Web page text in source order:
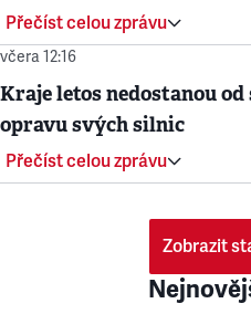
Přečíst celou zprávu
včera 12:16
Kraje letos nedostanou
opravu svých silnic
Přečíst celou zprávu
Zobrazit